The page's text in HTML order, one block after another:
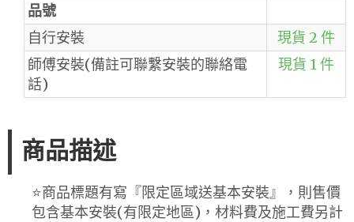
品號
自行安裝
現貨 2 件
師傅安裝(備註可聯繫安裝的聯絡電
話)
現貨 1 件
商品描述
⭐️商品標題有寫『限定區域送基本安裝』，則售價
包含基本安裝(有限定地區)，材料費及施工費另計